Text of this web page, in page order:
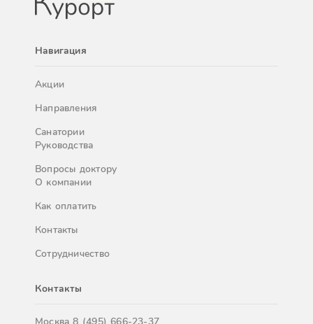
Навигация
Акции
Направления
Санатории
Руководства
Вопросы доктору
О компании
Как оплатить
Контакты
Сотрудничество
Контакты